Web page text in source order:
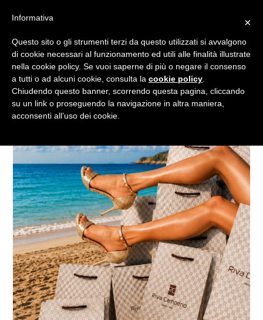
Menu
×
Informativa
Questo sito o gli strumenti terzi da questo utilizzati si avvalgono
di cookie necessari al funzionamento ed utili alle finalità illustrate
nella cookie policy. Se vuoi saperne di più o negare il consenso
a tutti o ad alcuni cookie, consulta la cookie policy
Chiudendo questo banner, scorrendo questa pagina, cliccando
su un link o proseguendo la navigazione in altra maniera,
acconsenti all’uso dei cookie.